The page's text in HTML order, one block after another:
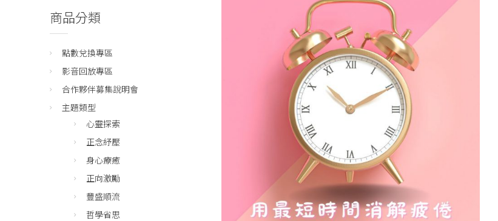
商品分類
點數兌換專區
影音回放專區
合作夥伴募集說明會
主題類型
心靈探索
正念紓壓
身心療癒
正向激勵
豐盛順流
哲學省思